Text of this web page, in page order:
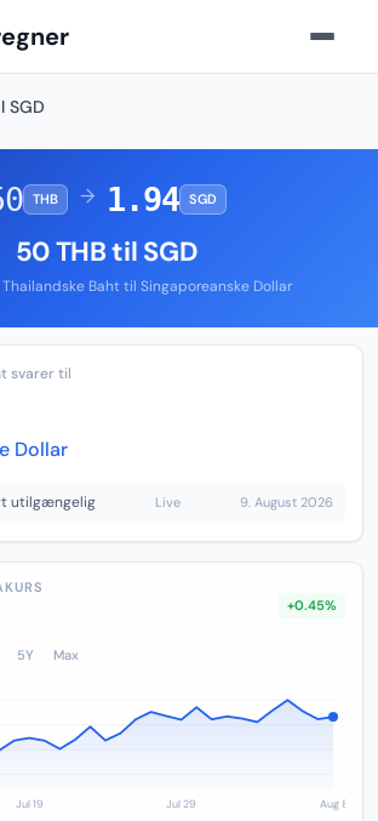
SGD
THB → 1.94 SGD
50 THB til SGD
Baht til Singaporeanske Dollar
svarer til
Dollar
utilgængelig Live 9. August 2026
+0.45%
5Y Max